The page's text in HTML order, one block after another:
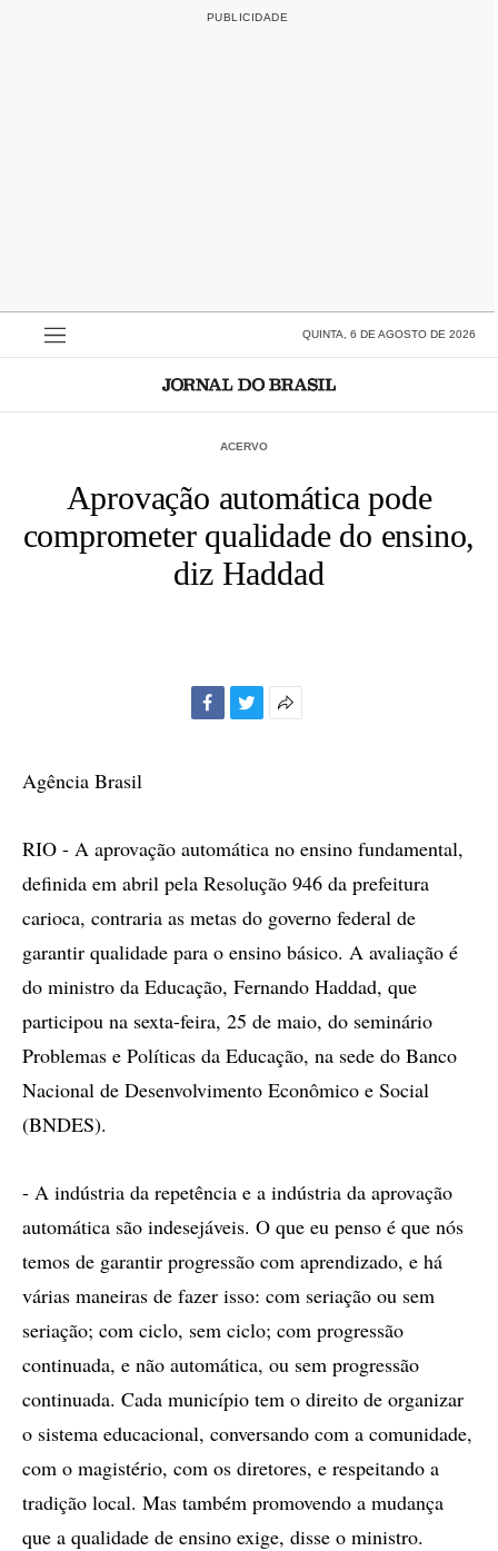
QUINTA, 6 DE AGOSTO DE 2026
ACERVO
Aprovação automática pode
comprometer qualidade do ensino,
diz Haddad
Agência Brasil
RIO - A aprovação automática no ensino fundamental,
definida em abril pela Resolução 946 da prefeitura
carioca, contraria as metas do governo federal de
garantir qualidade para o ensino básico. A avaliação é
do ministro da Educação, Fernando Haddad, que
participou na sexta-feira, 25 de maio, do seminário
Problemas e Políticas da Educação, na sede do Banco
Nacional de Desenvolvimento Econômico e Social
(BNDES).
- A indústria da repetência e a indústria da aprovação
automática são indesejáveis. O que eu penso é que nós
temos de garantir progressão com aprendizado, e há
várias maneiras de fazer isso: com seriação ou sem
seriação; com ciclo, sem ciclo; com progressão
continuada, e não automática, ou sem progressão
continuada. Cada município tem o direito de organizar
o sistema educacional, conversando com a comunidade,
com o magistério, com os diretores, e respeitando a
tradição local. Mas também promovendo a mudança
que a qualidade de ensino exige, disse o ministro.